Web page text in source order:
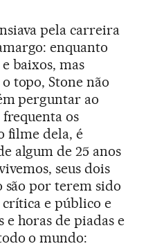
pela carreira
enquanto
baixos, mas
topo, Stone não
perguntar ao
os
filme dela, é
algum de 25 anos
seus dois
são por terem sido
e público e
horas de piadas e
o mundo: